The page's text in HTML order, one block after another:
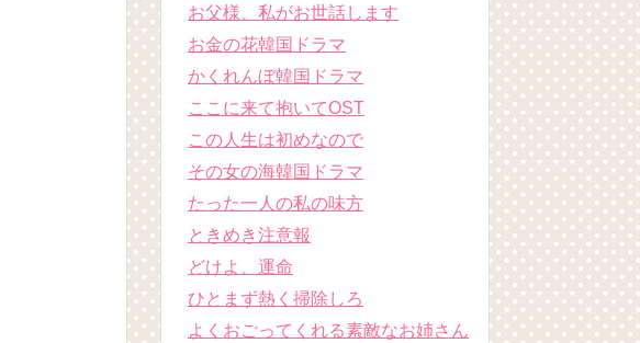
お父様、私がお世話します
お金の花韓国ドラマ
かくれんぼ韓国ドラマ
ここに来て抱いてOST
この人生は初めなので
その女の海韓国ドラマ
たった一人の私の味方
ときめき注意報
どけよ、運命
ひとまず熱く掃除しろ
よくおごってくれる素敵なお姉さん